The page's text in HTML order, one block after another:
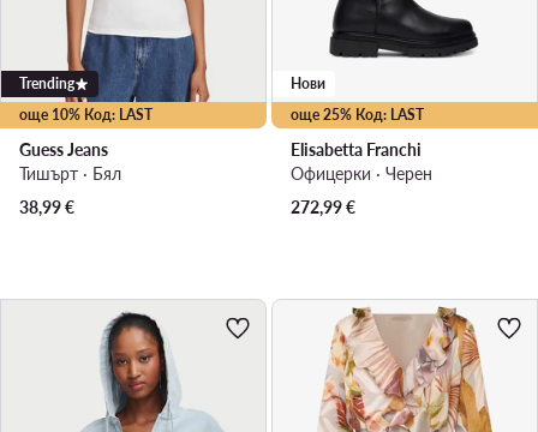
още 10% Код: LAST
Trending
Guess Jeans
Тишърт · Бял
38,99€
още 25% Код: LAST
Нови
Elisabetta Franchi
Офицерки · Черен
272,99€